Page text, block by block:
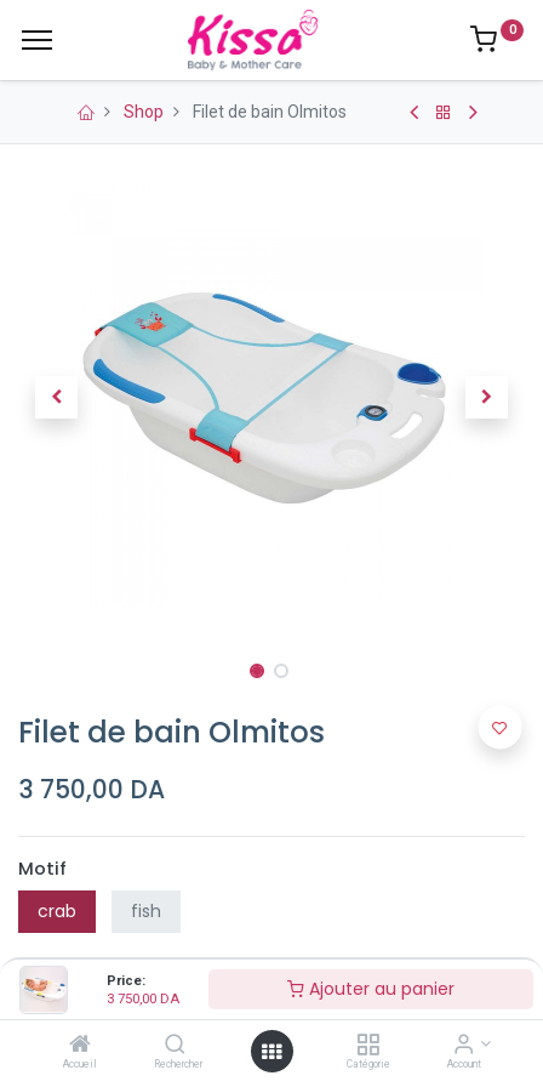
Price:
3 750,00 DA Ajouter au panier
Accueil Rechercher Catégorie Account
0
Shop Filet de bain Olmitos
Filet de bain Olmitos
3 750,00 DA
Motif
crab
fish
Ajouter au panier